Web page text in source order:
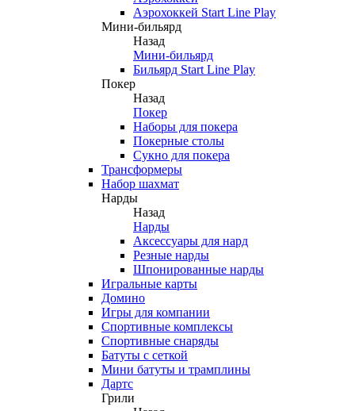
Аэрохоккей Start Line Play
Мини-бильярд
Назад
Мини-бильярд
Бильярд Start Line Play
Покер
Назад
Покер
Наборы для покера
Покерные столы
Сукно для покера
Трансформеры
Набор шахмат
Нарды
Назад
Нарды
Аксессуары для нард
Резные нарды
Шпонированные нарды
Игральные карты
Домино
Игры для компании
Спортивные комплексы
Спортивные снаряды
Батуты с сеткой
Мини батуты и трамплины
Дартс
Грили